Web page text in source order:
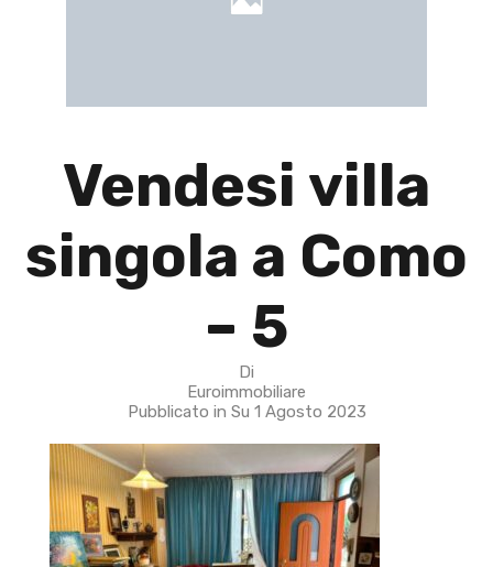
Vendesi villa
singola a Como
– 5
Di
Euroimmobiliare
Pubblicato in Su 1 Agosto 2023